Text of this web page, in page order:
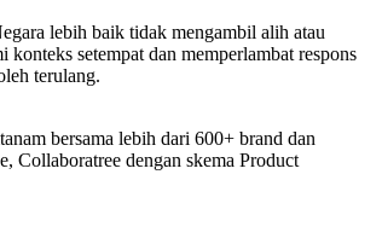
lebih baik tidak mengambil alih atau
setempat dan memperlambat respons
terulang.
bersama lebih dari 600+ brand dan
Collaboratree dengan skema Product